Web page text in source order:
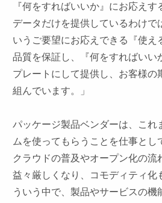
『何をすればいいか』にお応えす
データだけを提供しているわけで
いうご要望にお応えできる『使え
品質を保証し、『何をすればいい
プレートにして提供し、お客様の
組んでいます。」
パッケージ製品ベンダーは、これ
ムを使ってもらうことを仕事とし
クラウドの普及やオープン化の流
益々厳しくなり、コモディティ化
ういう中で、製品やサービスの機